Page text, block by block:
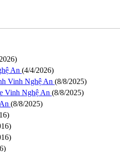
An (4/4/2026)
Vinh Nghệ An (8/8/2025)
Vinh Nghệ An (8/8/2025)
(8/8/2025)